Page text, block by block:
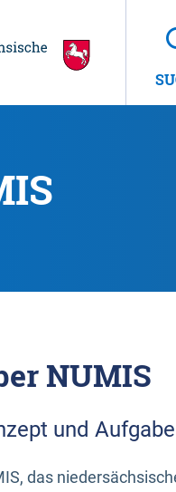
NUMIS
und
das